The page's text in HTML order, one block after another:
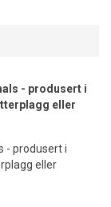
- produsert i
eller
- produsert i
eller